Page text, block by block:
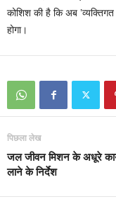
कोशिश की है कि अब
होगा।
पिछला लेख
जल जीवन मिशन के अधूरे
लाने के निर्देश